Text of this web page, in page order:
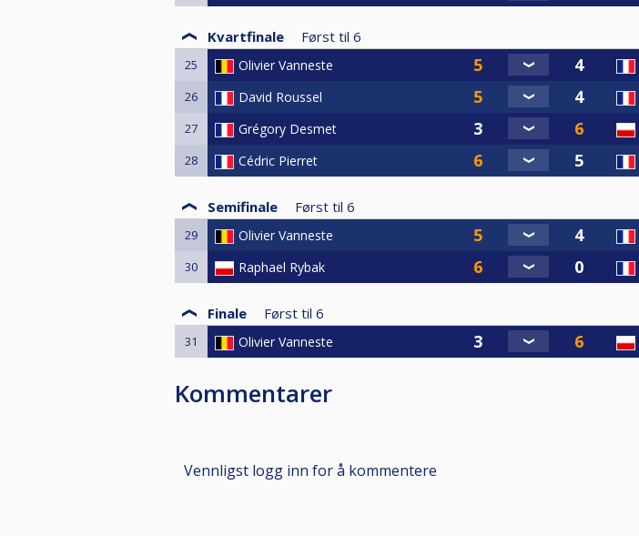
Kvartfinale Først til 6
25 Olivier Vanneste
26 David Roussel
27 Grégory Desmet
28 Cédric Pierret
Semifinale Først til 6
29 Olivier Vanneste
30 Raphael Rybak
Finale Først til 6
31 Olivier Vanneste
Kommentarer
Vennligst logg inn for å kommentere